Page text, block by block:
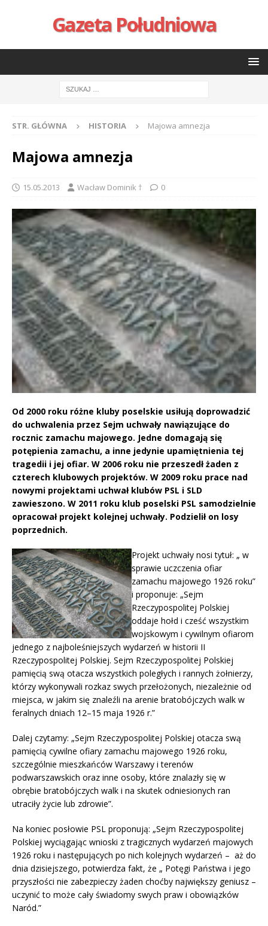
Gazeta Południowa
STR. GŁÓWNA HISTORIA Majowa amnezja
Majowa amnezja
15.05.2013 Wacław Dominik † 0
Od 2000 roku różne kluby poselskie usiłują doprowadzić
do uchwalenia przez Sejm uchwały nawiązujące do
rocznic zamachu majowego. Jedne domagają się
potępienia zamachu, a inne jedynie upamiętnienia tej
tragedii i jej ofiar. W 2006 roku nie przeszedł żaden z
czterech klubowych projektów. W 2009 roku prace nad
nowymi projektami uchwał klubów PSL i SLD
zawieszono. W 2011 roku klub poselski PSL samodzielnie
opracował projekt kolejnej uchwały. Podzielił on losy
poprzednich.
Projekt uchwały nosi tytuł: „ w
sprawie uczczenia ofiar
zamachu majowego 1926 roku”
i proponuje: „Sejm
Rzeczypospolitej Polskiej
oddaje hołd i cześć wszystkim
wojskowym i cywilnym ofiarom
jednego z najboleśniejszych wydarzeń w historii II
Rzeczypospolitej Polskiej. Sejm Rzeczypospolitej Polskiej
pamięcią swą otacza wszystkich poległych i rannych żołnierzy,
którzy wykonywali rozkaz swych przełożonych, niezależnie od
miejsca, w jakim się znaleźli na arenie bratobójczych walk w
feralnych dniach 12–15 maja 1926 r.”
Dalej czytamy: „Sejm Rzeczypospolitej Polskiej otacza swą
pamięcią cywilne ofiary zamachu majowego 1926 roku,
szczególnie mieszkańców Warszawy i terenów
podwarszawskich oraz inne osoby, które znalazły się w
obrębie bratobójczych walk i na skutek odniesionych ran
utraciły życie lub zdrowie”.
Na koniec posłowie PSL proponują: „Sejm Rzeczypospolitej
Polskiej wyciągając wnioski z tragicznych wydarzeń majowych
1926 roku i następujących po nich kolejnych wydarzeń – aż do
dnia dzisiejszego, potwierdza fakt, że „ Potęgi Państwa i jego
przyszłości nie zabezpieczy żaden choćby największy geniusz –
uczynić to może cały świadomy swych praw i obowiązków
Naród.”